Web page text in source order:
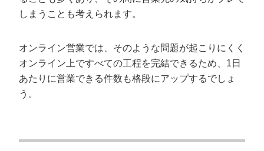
しまうことも考えられます。
オンライン営業では、そのような問題が起こりにくく
オンライン上ですべての工程を完結できるため、1日
あたりに営業できる件数も格段にアップするでしょ
う。